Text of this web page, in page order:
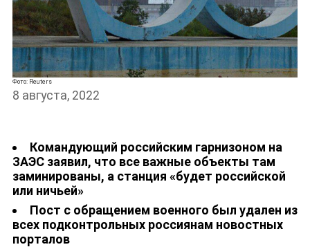
Фото: Reuters
8 августа, 2022
Командующий российским гарнизоном на
ЗАЭС заявил, что все важные объекты там
заминированы, а станция «будет российской
или ничьей»
Пост с обращением военного был удален из
всех подконтрольных россиянам новостных
порталов